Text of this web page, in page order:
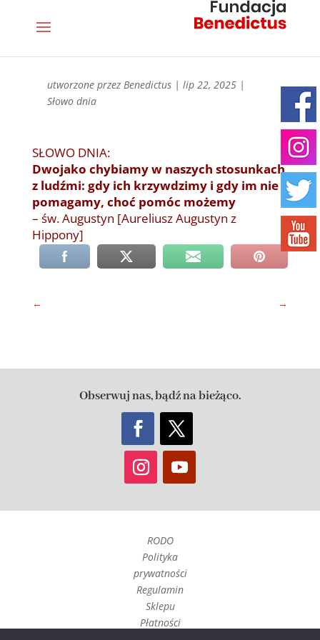
utworzone przez Benedictus| lip 22, 2025|
Słowo dnia
SŁOWO DNIA:
Dwojako chybiamy w naszych stosunkach
z ludźmi: gdy ich krzywdzimy i gdy im nie
pomagamy, choć pomóc możemy
– św. Augustyn [Aureliusz Augustyn z
Hippony]
← →
Obserwuj nas, bądź na bieżąco.
RODO
Polityka
prywatności
Regulamin
Sklepu
Płatności